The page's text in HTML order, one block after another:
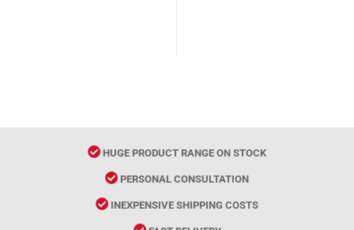
HUGE PRODUCT RANGE ON STOCK
PERSONAL CONSULTATION
INEXPENSIVE SHIPPING COSTS